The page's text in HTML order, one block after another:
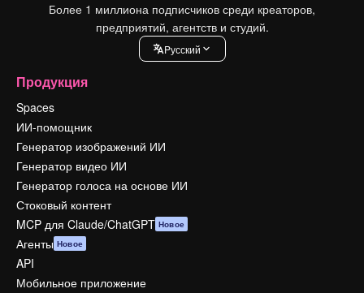
Более 1 миллиона подписчиков среди креаторов,
предприятий, агентств и студий.
Pусский
Продукция
Spaces
ИИ-помощник
Генератор изображений ИИ
Генератор видео ИИ
Генератор голоса на основе ИИ
Стоковый контент
MCP для Claude/ChatGPT Новое
Агенты Новое
API
Мобильное приложение